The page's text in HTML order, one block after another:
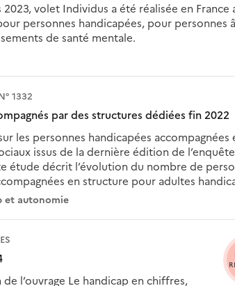
volet Individus a été réalisée en France
personnes handicapées, pour personnes
de santé mentale.
1332
par des structures dédiées fin 2022
les personnes handicapées accompagnées
issus de la dernière édition de
étude décrit l’évolution du nombre de
en structure pour adultes
et autonomie
l’ouvrage Le handicap en chiffres,